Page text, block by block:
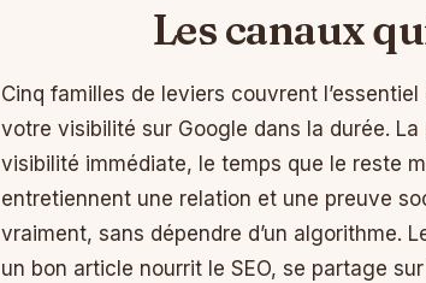
Les canaux
Cinq familles de leviers couvrent
votre visibilité sur Google dans la durée.
visibilité immédiate, le temps que le reste
entretiennent une relation et une preuve
vraiment, sans dépendre d’un algorithme.
un bon article nourrit le SEO, se partage